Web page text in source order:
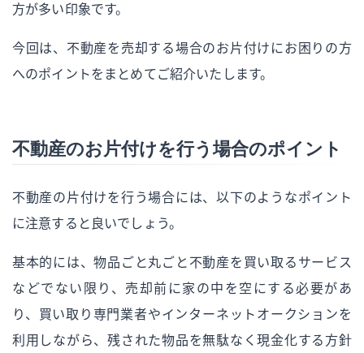
方が多い印象です。
今回は、不動産を売却する場合のお片付けにお困りの方
へのポイントをまとめてご紹介いたします。
不動産のお片付けを行う場合のポイント
不動産の片付けを行う場合には、以下のようなポイント
に注意すると良いでしょう。
基本的には、物品ごと丸ごと不動産を買い取るサービス
などでない限り、売却前に家の中を空にする必要があ
り、買い取り専門業者やインターネットオークションを
利用しながら、残された物品を無駄なく現金化する方針